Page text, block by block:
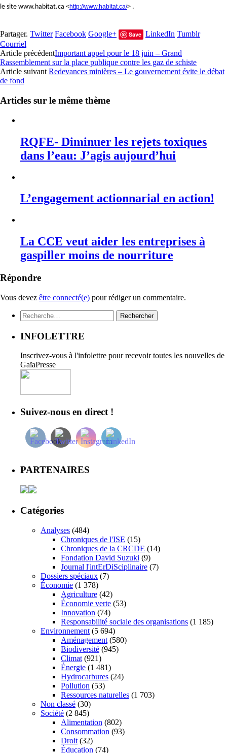
le site www.habitat.ca <http://www.habitat.ca/> .
Partager. Twitter Facebook Google+ Save LinkedIn Tumblr
Courriel
Article précédentImportant appel pour le 18 juin – Grand
Rassemblement sur la place publique contre les gaz de schiste
Article suivant Redevances minières – Le gouvernement évite le débat
de fond
Articles sur le même thème
RQFE- Diminuer les rejets toxiques
dans l’eau: J’agis aujourd’hui
L’engagement actionnarial en action!
La CCE veut aider les entreprises à
gaspiller moins de nourriture
Répondre
Vous devez être connecté(e) pour rédiger un commentaire.
Rechercher :
INFOLETTRE
Inscrivez-vous à l'infolettre pour recevoir toutes les nouvelles de
GaïaPresse
Suivez-nous en direct !
PARTENAIRES
Catégories
Analyses (484)
Chroniques de l'ISE (15)
Chroniques de la CRCDE (14)
Fondation David Suzuki (9)
Journal l'intErDiSciplinaire (7)
Dossiers spéciaux (7)
Économie (1 378)
Agriculture (42)
Économie verte (53)
Innovation (74)
Responsabilité sociale des organisations (1 185)
Environnement (5 694)
Aménagement (580)
Biodiversité (945)
Climat (921)
Énergie (1 481)
Hydrocarbures (24)
Pollution (53)
Ressources naturelles (1 703)
Non classé (30)
Société (2 845)
Alimentation (802)
Consommation (93)
Droit (32)
Éducation (74)